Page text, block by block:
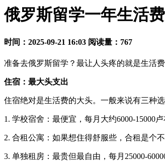
俄罗斯留学一年生活
时间：2025-09-21 16:03 阅读量：767
准备去俄罗斯留学？最让人头疼的就是生活
住宿：最大头支出
住宿绝对是生活费的大头。一般来说有三种选
1. 学校宿舍：最便宜，每月大约6000-15000
2. 合租公寓：如果想住得舒服些，合租是个
3. 单独租房：最贵但最自由，每月25000-